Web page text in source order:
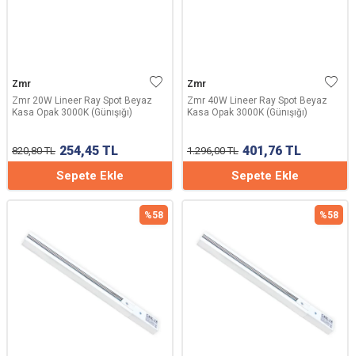
Zmr
Zmr 20W Lineer Ray Spot Beyaz
Kasa Opak 3000K (Günışığı)
820,80TL 254,45 TL
Sepete Ekle
Zmr
Zmr 40W Lineer Ray Spot Beyaz
Kasa Opak 3000K (Günışığı)
1.296,00TL 401,76 TL
Sepete Ekle
%58 %58